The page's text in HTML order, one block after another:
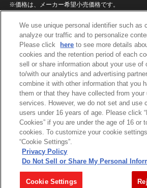
※価格は、メーカー希望小売価格です。
ざいますのでご了承ください。
privacypolicy
Do
ウェブサイトご利用条件
ソー
個人情報保護方針
お問
©BANDAI
コピーライト一覧を表
We use unique personal identifier such as
analyze our traffic and to personalize
Please click
here to see more details
cookies and the retention period of each
sell or share information about your use of
to/with our analytics and advertising
combine it with other information that you
them or that they have collected from your
services. However, we do not set and use
users under 16 years of age. Please click
Cookies” if you are under the age of 16 or
cookies. To customize your cookie
“Cookie Settings”.
Privacy Policy
Do Not Sell or Share My Personal
Cookie Settings